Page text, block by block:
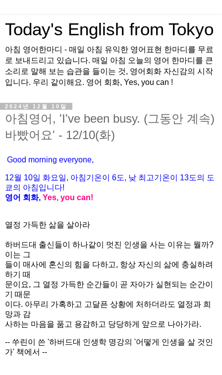
Today's English from Tokyo
아침 영어한마디 - 매일 아침 유익한 영어표현 한마디를 무료
로 보내드리고 있습니다. 매일 아침 오늘의 영어 한마디를 큰
소리로 말해 보는 습관을 들이는 것, 영어회화 자신감의 시작
입니다. 우리 같이해요. 영어 회화, Yes, you can !
2024년 12월 10일
아침영어, 'I've been busy. (그동안 계속)
바빴어요' - 12/10(화)
Good morning everyone,
12월 10일 화요일, 아침기온이 6도, 낮 최고기온이 13도의 도
쿄의 아침입니다!
영어 회화, Yes, you can!
열정 가득한 삶을 살아라
하버드대 출신들이 하나같이 멋진 인생을 사는 이유는 뭘까?
이는 그
들이 매사에 혼신의 힘을 다하고, 항상 자신의 삶에 충실하려
하기 때
문이요, 그 열정 가득한 순간들이 곧 자아가 실현되는 순간이
기 때문
이다. 아무리 가혹하고 고달픈 상황에 처하더라도 열정과 희
망과 감
사하는 마음을 품고 용감하고 당당하게 앞으로 나아가라.
-- 쑤린이 쓴 '하버드대 인생학 명강의 '어떻게 인생을 살 것인
가' 책에서 --